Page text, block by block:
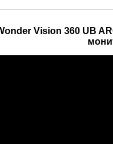
Vision 360 UB